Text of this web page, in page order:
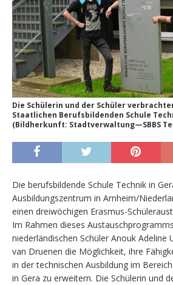
Die Schülerin und der Schüler
Staatlichen Berufsbildenden Schule
(Bildherkunft: Stadtverwaltung—SBBS
Die berufsbildende Schule Technik in
Ausbildungszentrum in Arnheim/
einen dreiwöchigen Erasmus-
Im Rahmen dieses
niederländischen Schüler Anouk Adeline
van Druenen die Möglichkeit, ihre
in der technischen Ausbildung im
in Gera zu erweitern. Die Schülerin und